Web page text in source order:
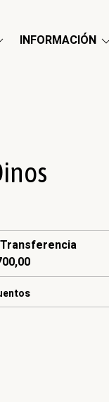
INFORMACIÓN
Transferencia